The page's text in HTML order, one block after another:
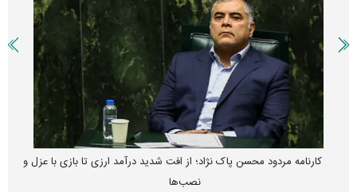
کارنامه مردود محسن پاک‌ نژاد؛ از افت شدید درآمد ارزی تا بازی با عزل و
نصب‌ها